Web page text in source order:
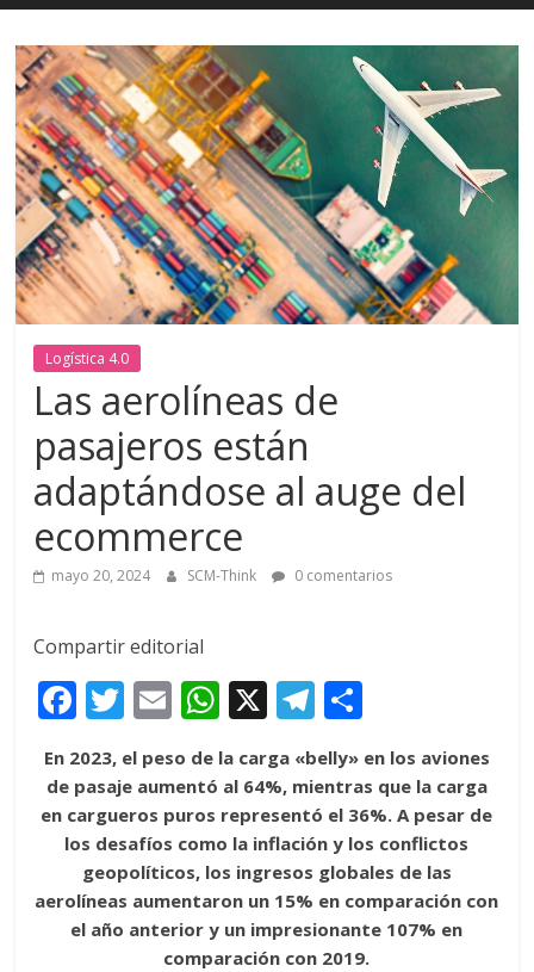
Logística 4.0
Las aerolíneas de
pasajeros están
adaptándose al auge del
ecommerce
mayo 20, 2024 SCM-Think 0 comentarios
Compartir editorial
F
e
b
o
o
k
T
w
itt
er
E
m
ai
l
W
h
at
s
A
p
p
X T
el
e
gr
a
m
m
p
ar
ti
r
En 2023, el peso de la carga «belly» en los aviones
de pasaje aumentó al 64%, mientras que la carga
en cargueros puros representó el 36%. A pesar de
los desafíos como la inflación y los conflictos
geopolíticos, los ingresos globales de las
aerolíneas aumentaron un 15% en comparación con
el año anterior y un impresionante 107% en
comparación con 2019.